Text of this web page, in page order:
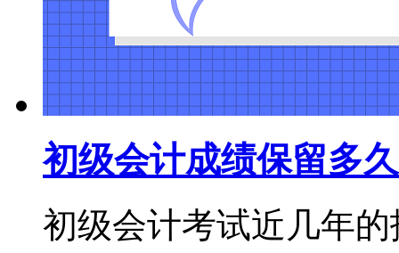
初级会计成绩保留多
初级会计考试近几年